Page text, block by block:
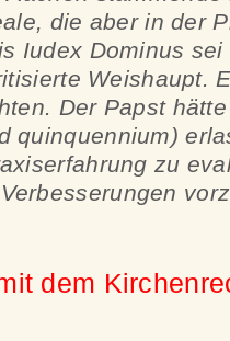
die aber in der
Iudex Dominus
Weishaupt.
Der Papst
quinquennium)
zu
dem